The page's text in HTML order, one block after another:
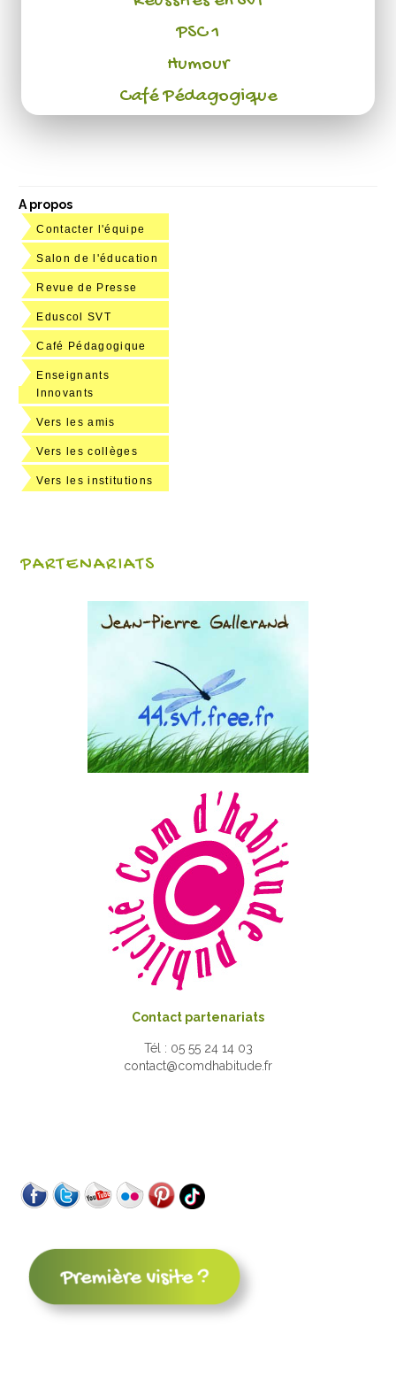
PSC 1
Humour
Café Pédagogique
A propos
Contacter l'équipe
Salon de l'éducation
Revue de Presse
Eduscol SVT
Café Pédagogique
Enseignants
Innovants
Vers les amis
Vers les collèges
Vers les institutions
PARTENARIATS
Contact partenariats
Tél : 05 55 24 14 03
contact@comdhabitude.fr